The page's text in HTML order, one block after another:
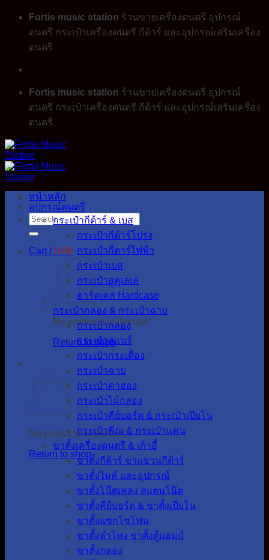
Skip
content
Fortis music station ร้านขายเครื่องดนตรี อุปกรณ์
ดนตรี กระเป๋าเครื่องดนตรี กีต้าร์ และอุปกรณ์เสริมเครื่อง
ดนตรี
Fortis music station ร้านขายเครื่องดนตรี อุปกรณ์
ดนตรี กระเป๋าเครื่องดนตรี กีต้าร์ และอุปกรณ์เสริมเครื่อง
ดนตรี
Search
for:
Cart /0.00
No products in the cart.
Return to shop
No products in the cart.
Return to shop
หน้าหลัก
อุปกรณ์ดนตรี
กระเป๋ากีต้าร์ & เบส
กระเป๋ากีต้าร์โปร่ง
กระเป๋ากีตาร์ไฟฟ้า
กระเป๋าเบส
กระเป๋าอูคูเลเล่
ฮาร์ดเคส Hardcase
กระเป๋ากลอง & กระเป๋าฉาบ
กระเป๋ากลอง
กระเป๋าสแนร์
กระเป๋ากระเดื่อง
กระเป๋าฉาบ
กระเป๋าคาฮอง
กระเป๋าไม้กลอง
กระเป๋าคีย์บอร์ด & กระเป๋าเปียโน
กระเป๋าพิณ & กระเป๋าแคน
ขาตั้งเครื่องดนตรี & เก้าอี้
ขาตั้งกีต้าร์ ขาแขวนกีต้าร์
ขาตั้งไมค์ และอุปกรณ์
ขาตั้งโน๊ตเพลง สแตนโน๊ต
ขาตั้งคีย์บอร์ด & ขาตั้งเปียโน
ขาตั้งแซกโซโฟน
ขาตั้งลำโพง ขาตั้งตู้แอมป์
ขาตั้งกลอง